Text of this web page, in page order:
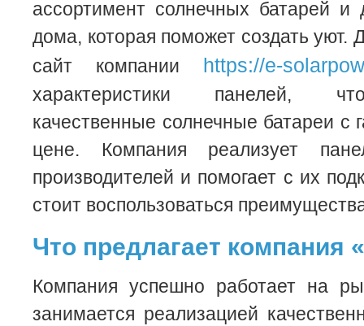
ассортимент солнечных батарей и
дома, которая поможет создать уют.
сайт компании
https://e-
характеристики панелей,
качественные солнечные батареи с
цене. Компания реализует
производителей и помогает с их
стоит воспользоваться
Что предлагает компания
Компания успешно работает на
занимается реализацией